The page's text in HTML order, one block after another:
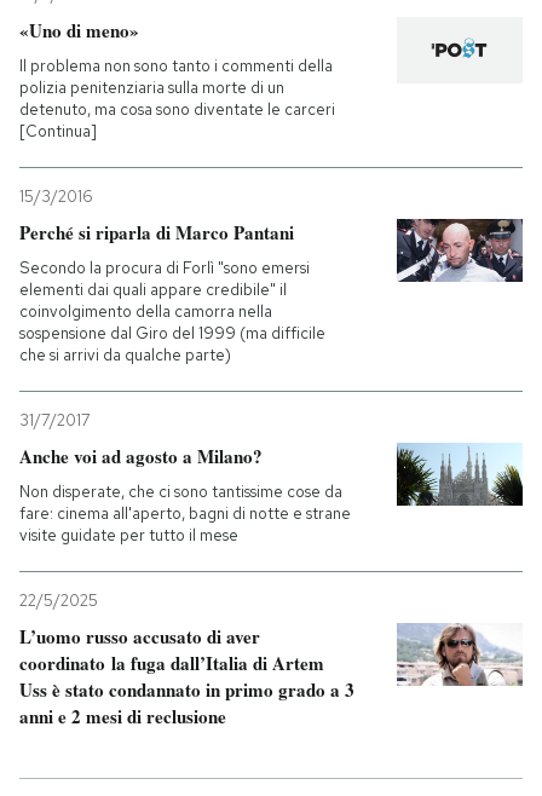
«Uno di meno»
Il problema non sono tanto i commenti della
polizia penitenziaria sulla morte di un
detenuto, ma cosa sono diventate le carceri
[Continua]
15/3/2016
Perché si riparla di Marco Pantani
Secondo la procura di Forlì "sono emersi
elementi dai quali appare credibile" il
coinvolgimento della camorra nella
sospensione dal Giro del 1999 (ma difficile
che si arrivi da qualche parte)
31/7/2017
Anche voi ad agosto a Milano?
Non disperate, che ci sono tantissime cose da
fare: cinema all'aperto, bagni di notte e strane
visite guidate per tutto il mese
22/5/2025
L’uomo russo accusato di aver
coordinato la fuga dall’Italia di Artem
Uss è stato condannato in primo grado a 3
anni e 2 mesi di reclusione